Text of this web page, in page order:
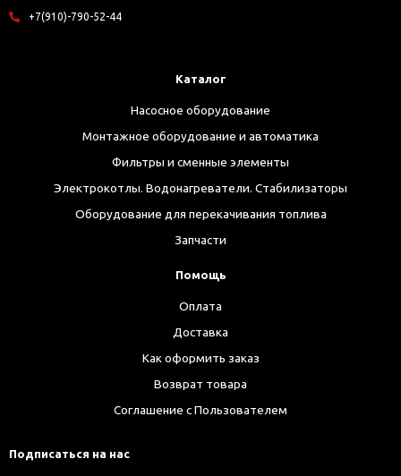
+7(910)-790-52-44
Каталог
Насосное оборудование
Монтажное оборудование и автоматика
Фильтры и сменные элементы
Электрокотлы. Водонагреватели. Стабилизаторы
Оборудование для перекачивания топлива
Запчасти
Помощь
Оплата
Доставка
Как оформить заказ
Возврат товара
Соглашение с Пользователем
Подписаться на нас